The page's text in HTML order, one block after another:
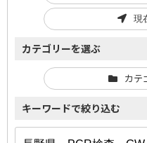
現
カテゴリーを選ぶ
カテ
キーワードで絞り込む